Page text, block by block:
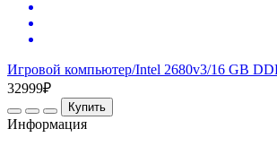
Игровой компьютер/Intel 2680v3/16 GB
32999₽
Купить
Информация